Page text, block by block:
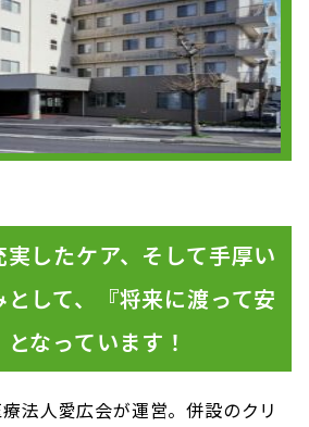
したケア、そして手厚い
して、『将来に渡って安
なっています！
法人愛広会が運営。併設のクリ